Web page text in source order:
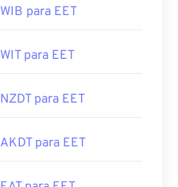
WIB para EET
WIT para EET
NZDT para EET
AKDT para EET